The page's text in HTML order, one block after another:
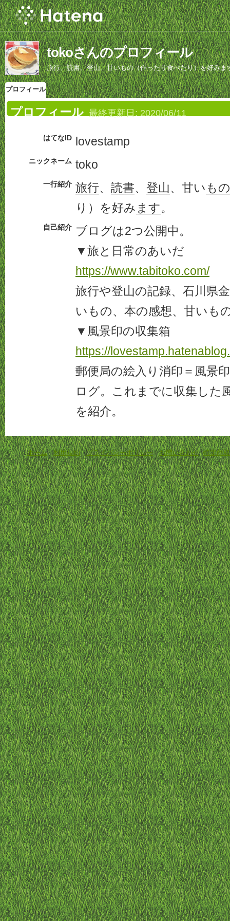
tokoさんのプロフィール
旅行、読書、登山、甘いもの（作ったり食べたり）を好みま
プロフィール
プロフィール 最終更新日: 2020/06/11
はてなID lovestamp
ニックネーム toko
一行紹介 旅行、 読書、 登山、甘い もの
り）を好み ます。
自己紹介 ブログは2つ公開中。
▼旅と日常のあいだ
https://www.tabitoko.com/
旅行や登山の記録、石川県
いもの、本の感想、甘いも
▼風景印の収集箱
https://
郵便局の絵入り消印＝風景
ログ。これまでに収集した
を紹介。
ホーム-利用規約-プライバシーポリシー-お問い合わせ-特定商